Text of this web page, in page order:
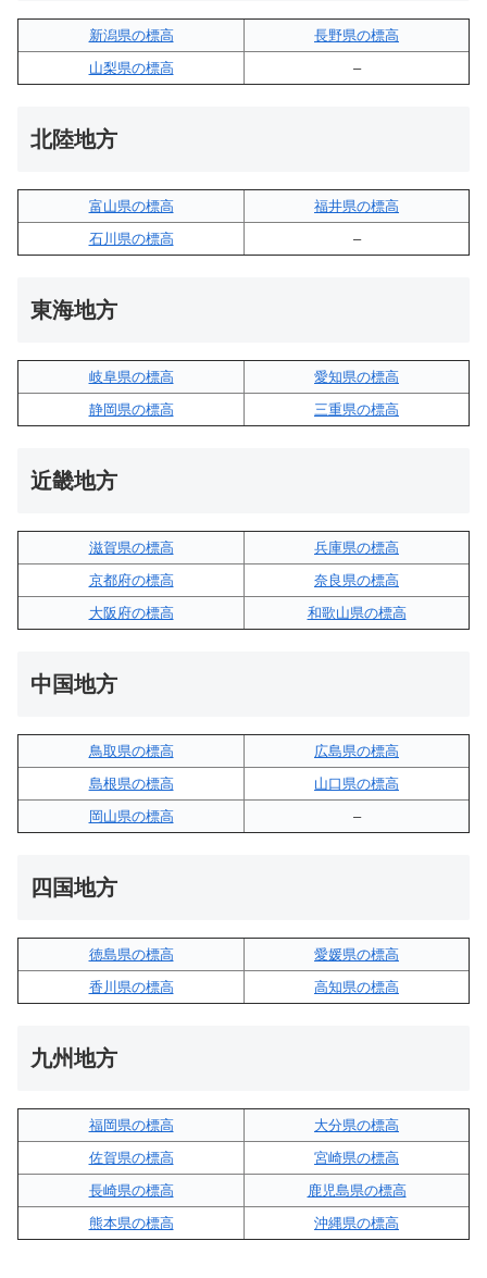
新潟県の標高
長野県の標高
山梨県の標高
–
北陸地方
富山県の標高
福井県の標高
石川県の標高
–
東海地方
岐阜県の標高
愛知県の標高
静岡県の標高
三重県の標高
近畿地方
滋賀県の標高
兵庫県の標高
京都府の標高
奈良県の標高
大阪府の標高
和歌山県の標高
中国地方
鳥取県の標高
広島県の標高
島根県の標高
山口県の標高
岡山県の標高
–
四国地方
徳島県の標高
愛媛県の標高
香川県の標高
高知県の標高
九州地方
福岡県の標高
大分県の標高
佐賀県の標高
宮崎県の標高
長崎県の標高
鹿児島県の標高
熊本県の標高
沖縄県の標高